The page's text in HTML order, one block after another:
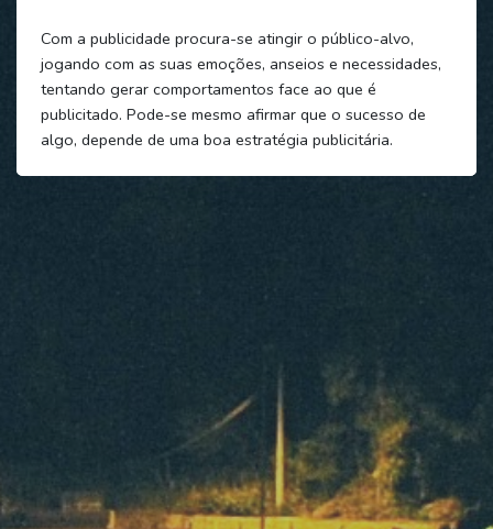
Com a publicidade procura-se atingir o público-alvo,
jogando com as suas emoções, anseios e necessidades,
tentando gerar comportamentos face ao que é
publicitado. Pode-se mesmo afirmar que o sucesso de
algo, depende de uma boa estratégia publicitária.